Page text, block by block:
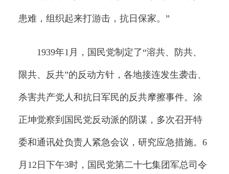
患难，组织起来打游击，抗日保家。”
1939年1月，国民党制定了“溶共、防共、
限共、反共”的反动方针，各地接连发生袭击、
杀害共产党人和抗日军民的反共摩擦事件。涂
正坤觉察到国民党反动派的阴谋，多次召开特
委和通讯处负责人紧急会议，研究应急措施。6
月12日下午3时，国民党第二十七集团军总司令